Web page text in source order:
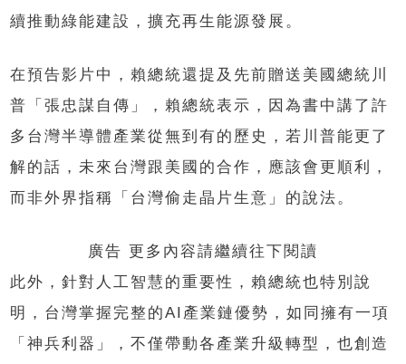
續推動綠能建設，擴充再生能源發展。
在預告影片中，賴總統還提及先前贈送美國總統川
普「張忠謀自傳」，賴總統表示，因為書中講了許
多台灣半導體產業從無到有的歷史，若川普能更了
解的話，未來台灣跟美國的合作，應該會更順利，
而非外界指稱「台灣偷走晶片生意」的說法。
廣告 更多內容請繼續往下閱讀
此外，針對人工智慧的重要性，賴總統也特別說
明，台灣掌握完整的AI產業鏈優勢，如同擁有一項
「神兵利器」，不僅帶動各產業升級轉型，也創造